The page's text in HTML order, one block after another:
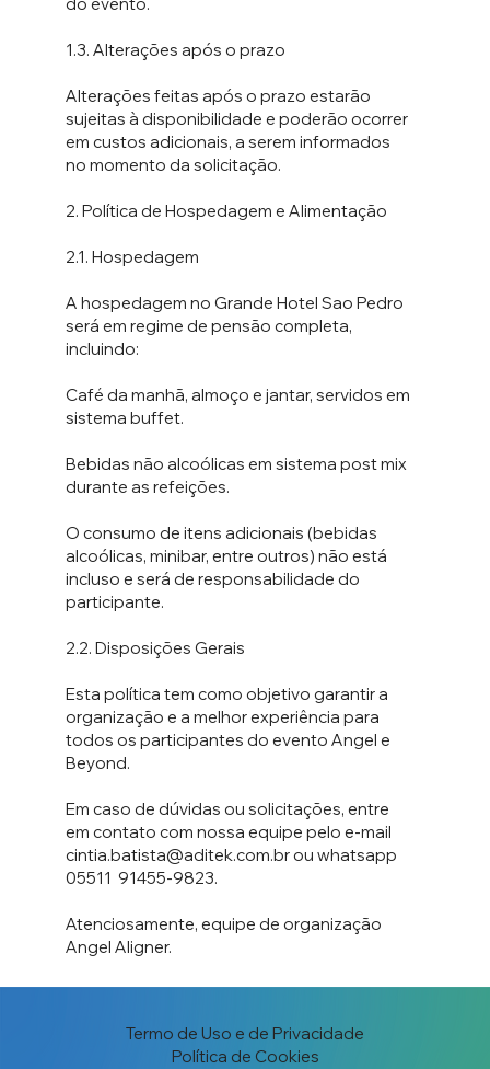
do evento.
1.3. Alterações após o prazo
Alterações feitas após o prazo estarão
sujeitas à disponibilidade e poderão ocorrer
em custos adicionais, a serem informados
no momento da solicitação.
2.⁠ ⁠Política de Hospedagem e Alimentação
2.1. Hospedagem
A hospedagem no Grande Hotel Sao Pedro
será em regime de pensão completa,
incluindo:
Café da manhã, almoço e jantar, servidos em
sistema buffet.
Bebidas não alcoólicas em sistema post mix
durante as refeições.
O consumo de itens adicionais (bebidas
alcoólicas, minibar, entre outros) não está
incluso e será de responsabilidade do
participante.
2.2. Disposições Gerais
Esta política tem como objetivo garantir a
organização e a melhor experiência para
todos os participantes do evento Angel e
Beyond.
Em caso de dúvidas ou solicitações, entre
em contato com nossa equipe pelo e-mail
cintia.batista@aditek.com.brou whatsapp
05511 91455-9823.
Atenciosamente, equipe de organização
Angel Aligner.
Política de Cookies
Termo de Uso e de Privacidade